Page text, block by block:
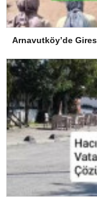
Arnavutköy’de